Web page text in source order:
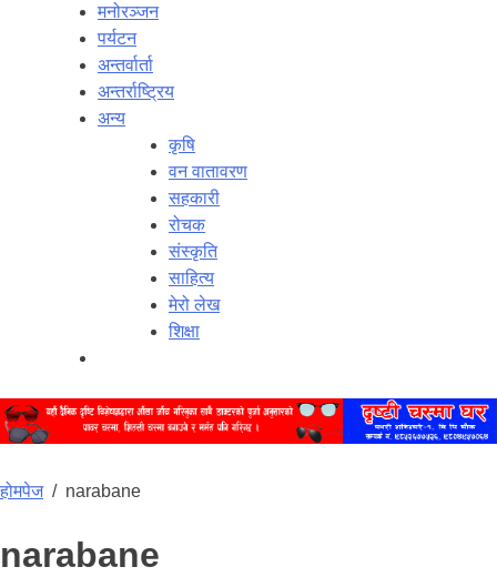
मनोरञ्‍जन
पर्यटन
अन्तर्वार्ता
अन्तर्राष्‍ट्रिय
अन्य
कृषि
वन वातावरण
सहकारी
रोचक
संस्कृति
साहित्य
मेरो लेख
शिक्षा
होमपेज/ narabane
narabane